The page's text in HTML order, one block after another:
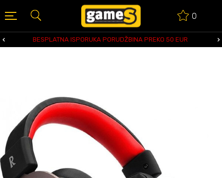
0
BESPLATNA ISPORUKA PORUDŽBINA PREKO 50 EUR